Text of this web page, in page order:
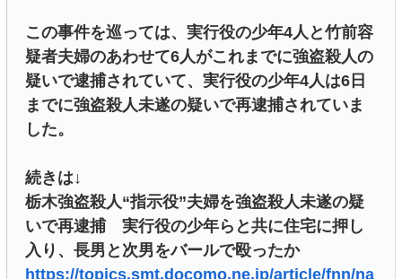
この事件を巡っては、実行役の少年4人と竹前容
疑者夫婦のあわせて6人がこれまでに強盗殺人の
疑いで逮捕されていて、実行役の少年4人は6日
までに強盗殺人未遂の疑いで再逮捕されていま
した。
続きは↓
栃木強盗殺人“指示役”夫婦を強盗殺人未遂の疑
いで再逮捕 実行役の少年らと共に住宅に押し
入り、長男と次男をバールで殴ったか
https://topics.smt.docomo.ne.jp/article/fnn/na